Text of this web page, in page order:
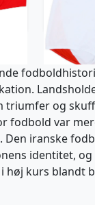
og
fodbold var
Den iranske
identitet,
høj kurs blandt